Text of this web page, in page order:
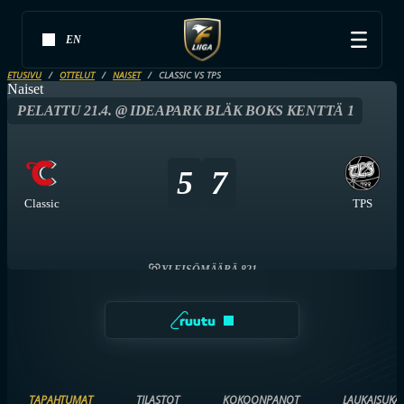
EN
ETUSIVU OTTELUT NAISET CLASSIC VS TPS
Naiset
PELATTU 21.4. @ IDEAPARK BLÄK BOKS KENTTÄ 1
Classic
5 7
TPS
YLEISÖMÄÄRÄ 821
TAPAHTUMAT TILASTOT KOKOONPANOT